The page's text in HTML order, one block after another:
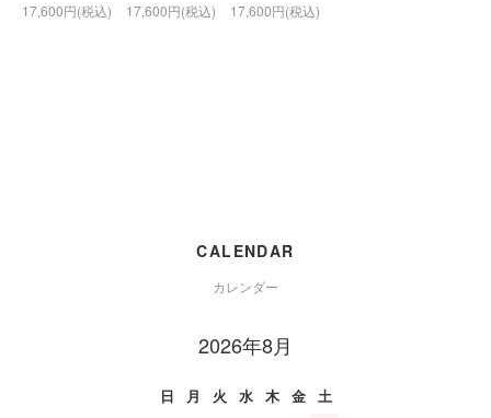
17,600円(税込) 17,600円(税込) 17,600円(税込)
CALENDAR
カレンダー
2026年8月
日 月 火 水 木 金
土